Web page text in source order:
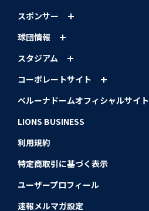
スポンサー
球団情報
スタジアム
コーポレートサイト
ベルーナドームオフィシャルサイト
LIONS BUSINESS
利用規約
特定商取引に基づく表示
ユーザープロフィール
速報メルマガ設定